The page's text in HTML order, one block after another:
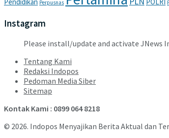
Perpusnas
Instagram
Please install/update and activate JNews
Tentang Kami
Redaksi Indopos
Pedoman Media Siber
Sitemap
Kontak Kami : 0899 064 8218
© 2026. Indopos Menyajikan Berita Aktual dan